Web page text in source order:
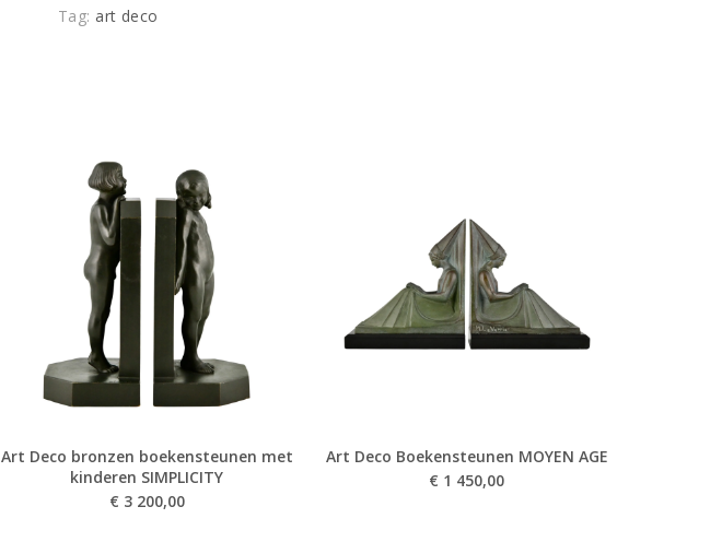
Tag: art deco
Art Deco bronzen boekensteunen met
kinderen SIMPLICITY
€ 3 200,00
Art Deco Boekensteunen MOYEN AGE
€ 1 450,00